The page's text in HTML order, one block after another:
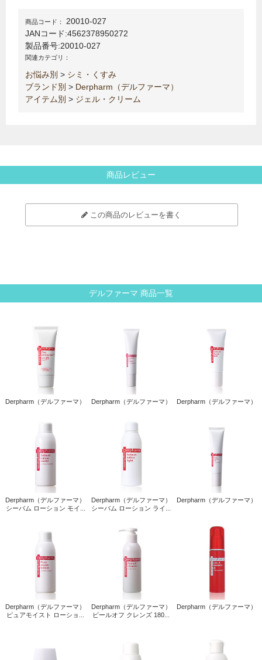
商品コード：
20010-027
JANコード:4562378950272
製品番号:20010-027
関連カテゴリ：
お悩み別 > シミ・くすみ
ブランド別 > Derpharm（デルファーマ）
アイテム別 > ジェル・クリーム
商品レビュー
この商品のレビューを書く
デルファーマ 商品一覧
Derpharm（デルファーマ） Derpharm（デルファーマ） Derpharm（デルファーマ）
Derpharm（デルファーマ）
シーバム ローション モイ...
Derpharm（デルファーマ）
シーバム ローション ライ...
Derpharm（デルファーマ）
Derpharm（デルファーマ）
ピュアモイスト ローショ...
Derpharm（デルファーマ）
ピールオフ クレンズ 180...
Derpharm（デルファーマ）